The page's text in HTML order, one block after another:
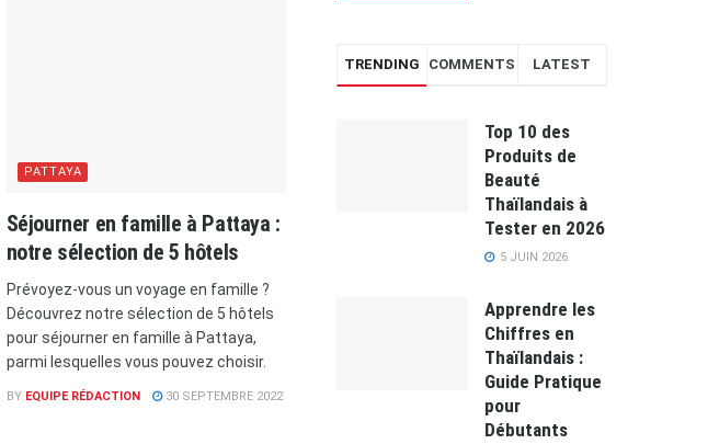
PATTAYA
Séjourner en famille à Pattaya :
notre sélection de 5 hôtels
Prévoyez-vous un voyage en famille ?
Découvrez notre sélection de 5 hôtels
pour séjourner en famille à Pattaya,
parmi lesquelles vous pouvez choisir.
BY EQUIPE RÉDACTION 30 SEPTEMBRE 2022
TRENDING COMMENTS LATEST
Top 10 des
Produits de
Beauté
Thaïlandais à
Tester en 2026
5 JUIN 2026
Apprendre les
Chiffres en
Thaïlandais :
Guide Pratique
pour
Débutants